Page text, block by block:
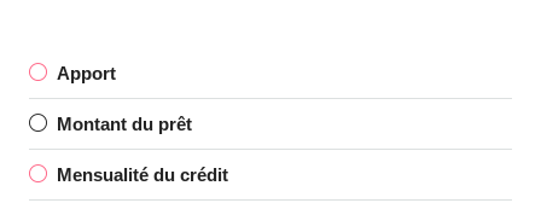
Apport
Montant du prêt
Mensualité du crédit